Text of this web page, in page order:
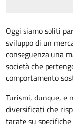
Oggi siamo soliti
sviluppo di un
conseguenza una
società che
comportamento
Turismi, dunque, e
diversificati che
tarate su